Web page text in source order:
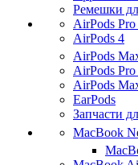
Ремешки
AirPods Pro
AirPods 4
AirPods
AirPods Pro
AirPods
EarPods
Запчасти
MacBook